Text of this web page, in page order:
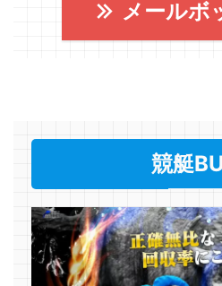
メールボ
競艇